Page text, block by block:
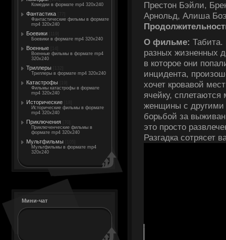
Комедии в формате mp4 320x240
Фантастика
Фантастические фильмы в формате
mp4 320x240
Боевики
Боевики в формате mp4 320x240
Военные
Военные фильмы в формате mp4
320x240
Триллеры
Триллеры в формате mp4 320x240
Катастрофы
Фильмы катастрофы в формате
mp4 320x240
Исторические
Исторические фильмы в формате
mp4 320x240
Приключения
Приключенческие фильмы в
формате mp4 320x240
Мультфильмы
Мультфильмы в формате mp4
320x240
Мини-чат
Престон Бэйли,
Арнольд, Алиша
О фильме:
разных жизненных
в которое они
инцидента,
хочет кровавой
ячейку,
женщины с другими
борьбой за
это просто
Разгадка сотрясет